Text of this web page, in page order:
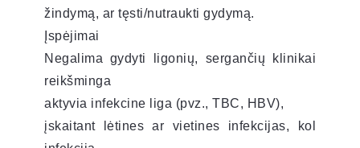
žindymą, ar tęsti/nutraukti gydymą.
Įspėjimai
Negalima gydyti ligonių, sergančių klinikai
reikšminga
aktyvia infekcine liga (pvz., TBC, HBV),
įskaitant lėtines ar vietines infekcijas, kol